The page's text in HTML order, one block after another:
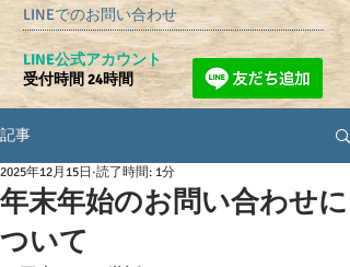
LINEでのお問い合わせ
​LINE公式アカウント
受付時間 24時間
記事
年末年始のお問い合わせに
ついて
2025年12月15日 読了時間: 1分